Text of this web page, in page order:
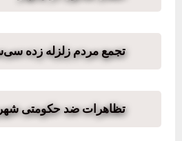
تجمع مردم زلزله زده
تظاهرات ضد حکومتی